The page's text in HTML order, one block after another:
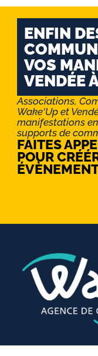
ENFIN
VOS
VENDÉE
Associations,
Wake'Up et
manifestations
supports de
FAITES
POUR